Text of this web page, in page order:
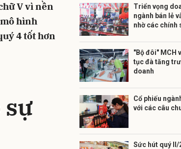
V vì nền
hình
4 tốt hơn
sự
Triển vọng
ngành bán lẻ
nhờ các chính
"Bộ đôi" MCH
tục đà tăng
doanh
Cổ phiếu
với các câu
Sức hút quý II/